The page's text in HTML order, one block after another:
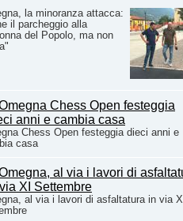
la minoranza attacca:
il parcheggio alla
del Popolo, ma non
Chess Open festeggia dieci anni e
casa
al via i lavori di asfaltatura in via XI